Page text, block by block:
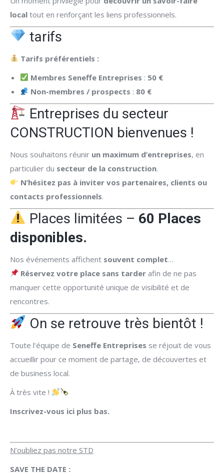
local tout en renforçant les liens professionnels.
tarifs
Tarifs préférentiels :
Membres Seneffe Entreprises : 50 €
Non-membres / prospects : 80 €
Entreprises du secteur
CONSTRUCTION bienvenues !
Nous souhaitons réunir un maximum d’entreprises, en
particulier du secteur de la construction.
N’hésitez pas à inviter vos partenaires, clients ou
contacts professionnels.
Places limitées – 60 Places
disponibles.
Nos événements affichent souvent complet…
Réservez votre place sans tarder afin de ne pas
manquer cette opportunité unique de visibilité et de
rencontres.
On se retrouve très bientôt !
Toute l’équipe de Seneffe Entreprises se réjouit de vous
accueillir pour ce moment de partage, de découvertes et
de business local.
À très vite !
Inscrivez-vous ici plus bas.
N’oubliez pas notre STD
SAVE THE DATE :